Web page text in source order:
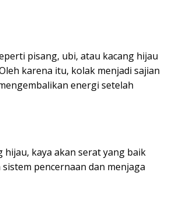
pisang, ubi, atau kacang hijau
karena itu, kolak menjadi sajian
energi setelah
hijau, kaya akan serat yang baik
pencernaan dan menjaga